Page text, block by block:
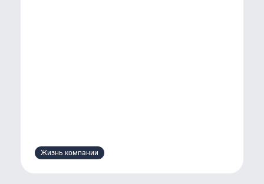
Жизнь компании